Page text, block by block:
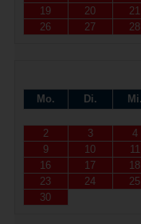
19
20 21
26
27 28
Mo.
Di. Mi.
2
3 4
9
10 11
16
17 18
23
24 25
30